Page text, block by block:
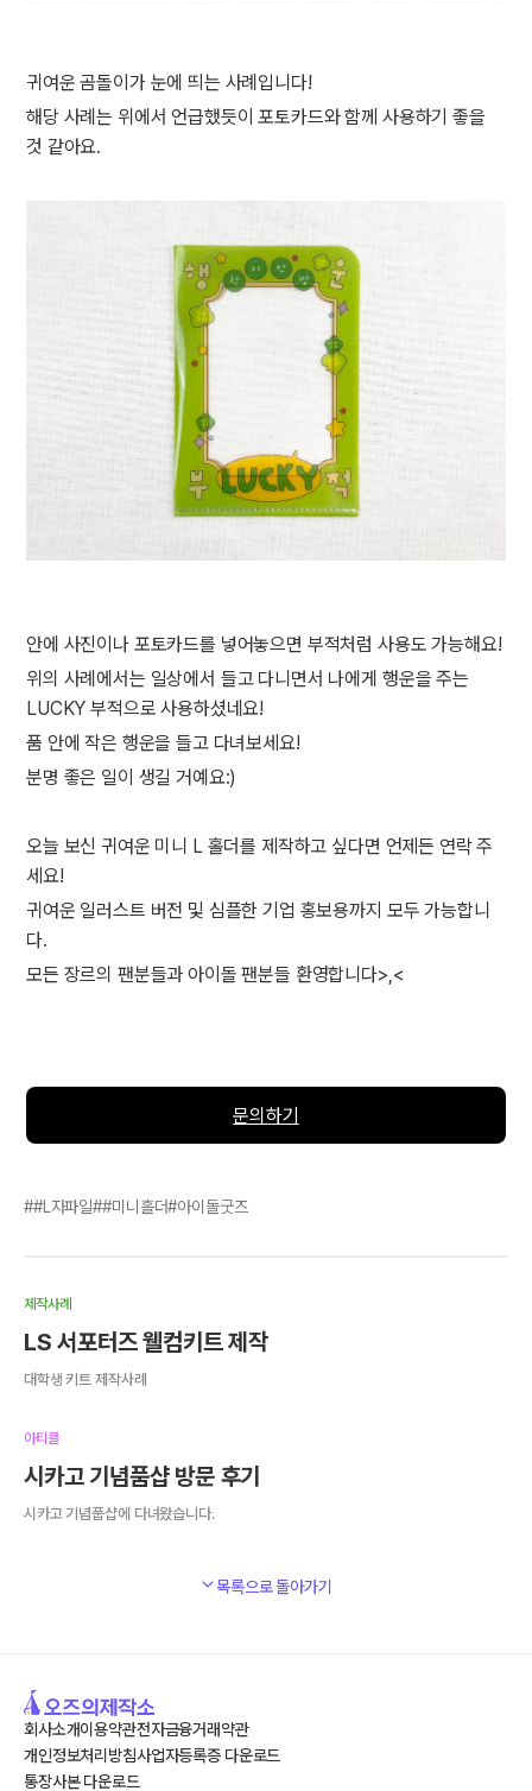
귀여운 곰돌이가 눈에 띄는 사례입니다!
해당 사례는 위에서 언급했듯이 포토카드와 함께 사용하기 좋을
것 같아요.
안에 사진이나 포토카드를 넣어놓으면 부적처럼 사용도 가능해요!
위의 사례에서는 일상에서 들고 다니면서 나에게 행운을 주는
LUCKY 부적으로 사용하셨네요!
품 안에 작은 행운을 들고 다녀보세요!
분명 좋은 일이 생길 거예요:)
오늘 보신 귀여운 미니 L 홀더를 제작하고 싶다면 언제든 연락 주
세요!
귀여운 일러스트 버전 및 심플한 기업 홍보용까지 모두 가능합니
다.
모든 장르의 팬분들과 아이돌 팬분들 환영합니다>,<
문의하기
#L자파일 #미니홀더#아이돌굿즈
제작사례
LS 서포터즈 웰컴키트 제작
대학생 키트 제작사례
아티클
시카고 기념품샵 방문 후기
시카고 기념풉샵에 다녀왔습니다.
목록으로 돌아가기
회사소개이용약관전자금융거래약관
개인정보처리방침사업자등록증 다운로드
통장사본 다운로드